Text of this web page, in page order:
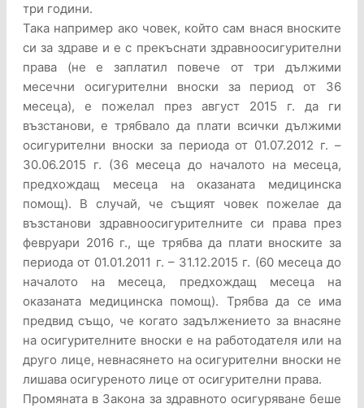
три години.
Така например ако човек, който сам внася вноските
си за здраве и е с прекъснати здравноосигурителни
права (не е заплатил повече от три дължими
месечни осигурителни вноски за период от 36
месеца), е пожелал през август 2015 г. да ги
възстанови, е трябвало да плати всички дължими
осигурителни вноски за периода от 01.07.2012 г. –
30.06.2015 г. (36 месеца до началото на месеца,
предхождащ месеца на оказаната медицинска
помощ). В случай, че същият човек пожелае да
възстанови здравноосигурителните си права през
февруари 2016 г., ще трябва да плати вноските за
периода от 01.01.2011 г. – 31.12.2015 г. (60 месеца до
началото на месеца, предхождащ месеца на
оказаната медицинска помощ). Трябва да се има
предвид също, че когато задължението за внасяне
на осигурителните вноски е на работодателя или на
друго лице, невнасянето на осигурителни вноски не
лишава осигуреното лице от осигурителни права.
Промяната в Закона за здравното осигуряване беше